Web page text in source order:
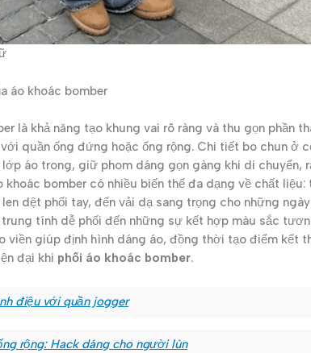
áo khoác bomber
là khả năng tạo khung vai rõ ràng và thu gọn phần
quần ống đứng hoặc ống rộng. Chi tiết bo chun ở
áo trong, giữ phom dáng gọn gàng khi di chuyển,
khoác bomber có nhiều biến thể đa dạng về chất
dệt phối tay, đến vải dạ sang trọng cho những
tính dễ phối đến những sự kết hợp màu sắc
viền giúp định hình dáng áo, đồng thời tạo điểm kết
đại khi phối áo khoác bomber.
điệu với quần jogger
rộng: Hack dáng cho người lùn